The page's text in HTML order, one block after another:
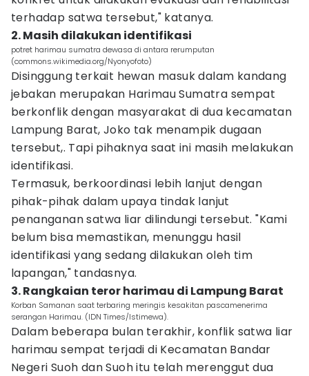
terhadap satwa tersebut," katanya.
2. Masih dilakukan identifikasi
potret harimau sumatra dewasa di antara rerumputan
(commons.wikimedia.org/Nyonyofoto)
Disinggung terkait hewan masuk dalam kandang
jebakan merupakan Harimau Sumatra sempat
berkonflik dengan masyarakat di dua kecamatan
Lampung Barat, Joko tak menampik dugaan
tersebut,. Tapi pihaknya saat ini masih melakukan
identifikasi.
Termasuk, berkoordinasi lebih lanjut dengan
pihak-pihak dalam upaya tindak lanjut
penanganan satwa liar dilindungi tersebut. "Kami
belum bisa memastikan, menunggu hasil
identifikasi yang sedang dilakukan oleh tim
lapangan," tandasnya.
3. Rangkaian teror harimau di Lampung Barat
Korban Samanan saat terbaring meringis kesakitan pascamenerima
serangan Harimau. (IDN Times/Istimewa).
Dalam beberapa bulan terakhir, konflik satwa liar
harimau sempat terjadi di Kecamatan Bandar
Negeri Suoh dan Suoh itu telah merenggut dua